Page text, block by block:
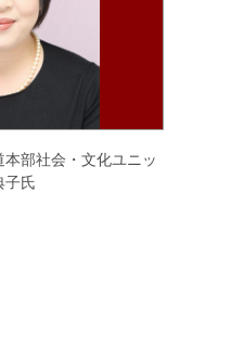
部社会・文化ユニッ
子氏